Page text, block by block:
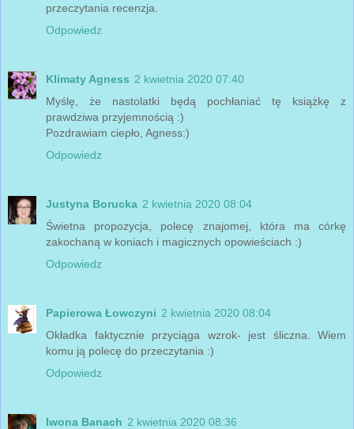
przeczytania recenzja.
Odpowiedz
Klimaty Agness 2 kwietnia 2020 07:40
Myślę, że nastolatki będą pochłaniać tę książkę z
prawdziwa przyjemnością :)
Pozdrawiam ciepło, Agness:)
Odpowiedz
Justyna Borucka 2 kwietnia 2020 08:04
Świetna propozycja, polecę znajomej, która ma córkę
zakochaną w koniach i magicznych opowieściach :)
Odpowiedz
Papierowa Łowczyni 2 kwietnia 2020 08:04
Okładka faktycznie przyciąga wzrok- jest śliczna. Wiem
komu ją polecę do przeczytania :)
Odpowiedz
Iwona Banach 2 kwietnia 2020 08:36